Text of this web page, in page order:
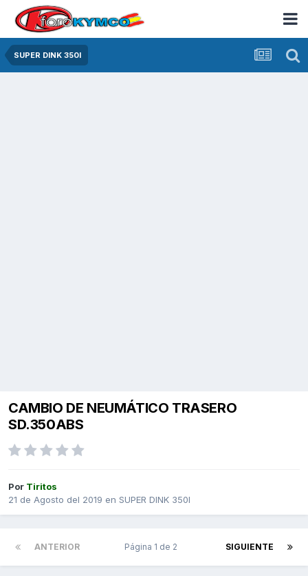
SUPER DINK 350I
CAMBIO DE NEUMÁTICO TRASERO
SD.350ABS
Por Tiritos
21 de Agosto del 2019 en SUPER DINK 350I
ANTERIOR SIGUIENTE
Página 1 de 2